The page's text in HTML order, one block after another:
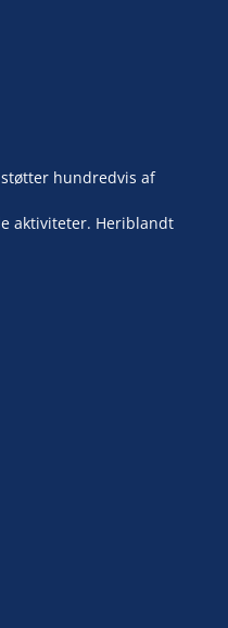
hundredvis af
aktiviteter. Heriblandt